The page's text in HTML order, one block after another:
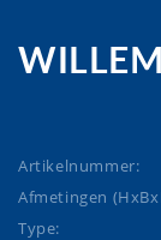
Artikelnummer:
Afmetingen
Type: